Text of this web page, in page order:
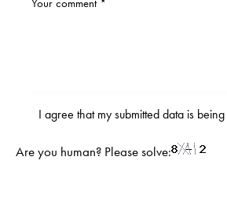
I agree that my submitted data is being
Are you human? Please solve: